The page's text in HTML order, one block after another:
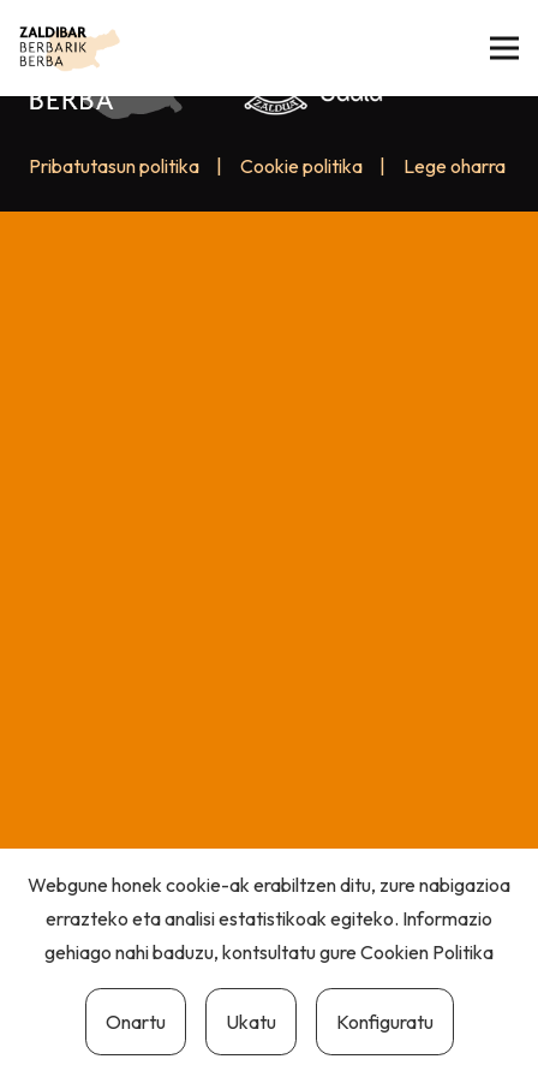
Pribatutasun politika Cookie politika Lege oharra
Webgune honek cookie-ak erabiltzen ditu, zure nabigazioa
errazteko eta analisi estatistikoak egiteko. Informazio
gehiago nahi baduzu, kontsultatu gureCookien Politika
Onartu Ukatu Konfiguratu